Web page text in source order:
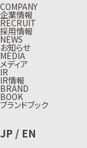
COMPANY
企業情報
RECRUIT
採用情報
NEWS
お知らせ
MEDIA
メディア
IR
IR情報
BRAND
BOOK
ブランドブック
JP / EN